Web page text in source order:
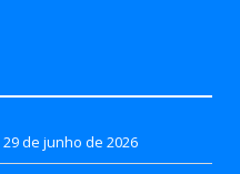
29 de junho de 2026